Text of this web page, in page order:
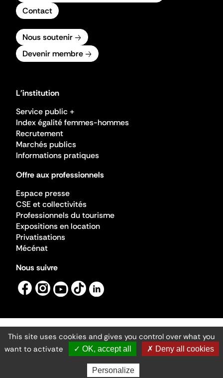
Contact
Nous soutenir
Devenir membre
L'institution
Service public +
Index égalité femmes-hommes
Recrutement
Marchés publics
Informations pratiques
Offre aux professionnels
Espace presse
CSE et collectivités
Professionnels du tourisme
Expositions en location
Privatisations
Mécénat
Nous suivre
Mentions légales
Gestion des cookies
Accessibilité numérique
Ministère de la Culture ©2026
- Cité de l'architecture et du patrimoine
This site uses cookies and gives you control over what you
want to activate
✓ OK, accept all ✗ Deny all cookies
Personalize